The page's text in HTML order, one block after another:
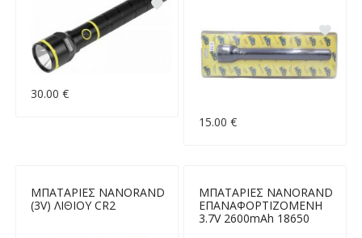
30.00 €
15.00 €
ΜΠΑΤΑΡΙΕΣ NANORAND
(3V) ΛΙΘΙΟΥ CR2
ΜΠΑΤΑΡΙΕΣ NANORAND
ΕΠΑΝΑΦΟΡΤΙΖΟΜΕΝΗ
3.7V 2600mAh 18650